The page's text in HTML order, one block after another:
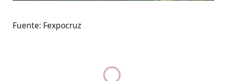
Fuente: Fexpocruz